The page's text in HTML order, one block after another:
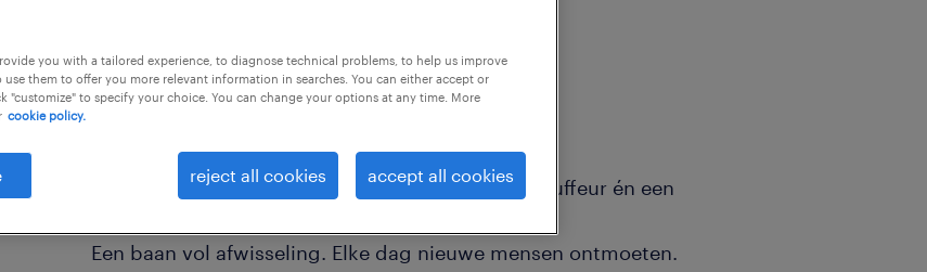
Stel je eens voor: een gratis opleiding tot buschauffeur én een
Een baan vol afwisseling. Elke dag nieuwe mensen ontmoeten.
you with a tailored experience, to diagnose technical problems, to help us improve
use them to offer you more relevant information in searches. You can either accept or
"customize" to specify your choice. You can change your options at any time. More
cookie policy.
reject all cookies accept all cookies